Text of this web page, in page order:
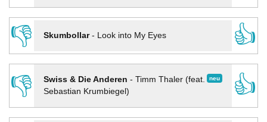
👎
Skumbollar- Look into My Eyes
👍
👎
neu
Swiss & Die Anderen - Timm Thaler (feat.
Sebastian Krumbiegel)
👍